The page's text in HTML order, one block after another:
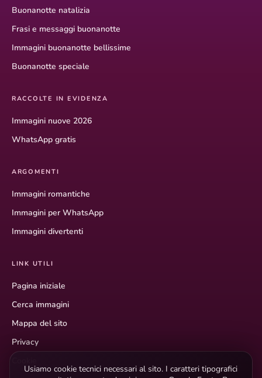
Buonanotte natalizia
Frasi e messaggi buonanotte
Immagini buonanotte bellissime
Buonanotte speciale
RACCOLTE IN EVIDENZA
Immagini nuove 2026
WhatsApp gratis
ARGOMENTI
Immagini romantiche
Immagini per WhatsApp
Immagini divertenti
LINK UTILI
Pagina iniziale
Cerca immagini
Mappa del sito
Privacy
Usiamo cookie tecnici necessari al sito. I caratteri tipografici